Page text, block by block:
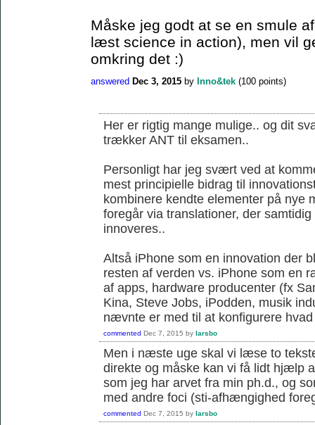
Måske jeg godt at se en smule
læst science in action), men vil
omkring det :)
answered Dec 3, 2015 by Inno&tek (100 points)
Her er rigtig mange mulige.. og dit
trækker ANT til eksamen..
Personligt har jeg svært ved at
mest principielle bidrag til
kombinere kendte elementer på nye
foregår via translationer, der
innoveres..
Altså iPhone som en innovation der
resten af verden vs. iPhone som en
af apps, hardware producenter (fx
Kina, Steve Jobs, iPodden, musik
nævnte er med til at konfigurere
commented Dec 7, 2015 by larsbo
Men i næste uge skal vi læse to
direkte og måske kan vi få lidt hjælp
som jeg har arvet fra min ph.d., og
med andre foci (sti-afhængighed
commented Dec 7, 2015 by larsbo